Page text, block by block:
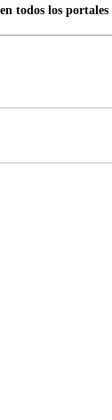
todos los